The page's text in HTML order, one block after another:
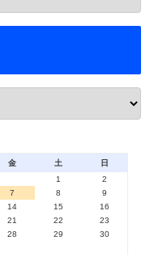
金 土
日
1
2
7 8
9
14 15
16
21 22
23
28 29
30